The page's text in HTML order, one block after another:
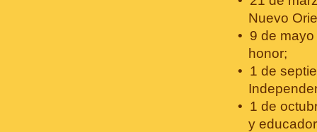
Nuevo
9 de
honor;
1 de
1 de
y